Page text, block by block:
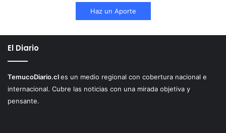
Haz un Aporte
El Diario
TemucoDiario.cles un medio regional con cobertura nacional e
internacional. Cubre las noticias con una mirada objetiva y
pensante.